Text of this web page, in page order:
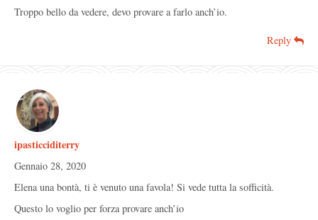
Troppo bello da vedere, devo provare a farlo anch’io.
Reply
ipasticciditerry
Gennaio 28, 2020
Elena una bontà, ti è venuto una favola! Si vede tutta la sofficità.
Questo lo voglio per forza provare anch’io